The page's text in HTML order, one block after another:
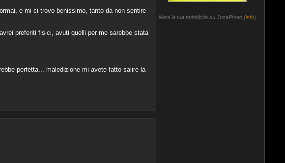
e mi ci trovo benissimo, tanto da non sentire
preferiti fisici, avuti quelli per me sarebbe stata
perfetta... maledizione mi avete fatto salire la
Metti la tua pubblicità su JuzaPhoto (info)